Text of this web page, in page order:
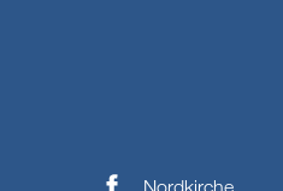
Nordkirche